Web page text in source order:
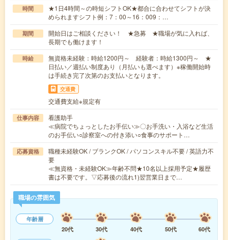
時間
★1日4時間～の時短シフトOK★都合に合わせてシフトが決
められますシフト例：7：00～16：009：…
期間
開始日はご相談ください！ ★急募 ★職場が気に入れば、
長期でも働けます！
時給
無資格未経験：時給1200円～ 経験者：時給1300円～ ★
日払い／週払い制度あり（月払いも選べます）※稼働開始時
は手続き完了次第のお支払いとなります。
交通費
交通費支給※規定有
仕事内容
看護助手
≪病院でちょっとしたお手伝い≫〇お手洗い・入浴など生活
のお手伝い○診察室への付き添い○食事のサポート…
応募資格
職種未経験OK / ブランクOK / パソコンスキル不要 / 英語力不
要
≪無資格・未経験OK≫年齢不問★10名以上採用予定★履歴
書は不要です。▽応募後の流れ1)翌営業日まで…
職場の雰囲気
年齢層
20代
30代 40代 50代
60代